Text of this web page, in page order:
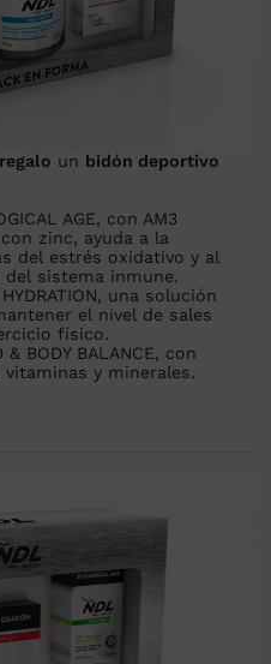
un bidón deportivo
AGE, con AM3
zinc, ayuda a la
del estrés oxidativo y al
sistema inmune.
, una solución
el nivel de sales
físico.
BODY BALANCE, con
y minerales.